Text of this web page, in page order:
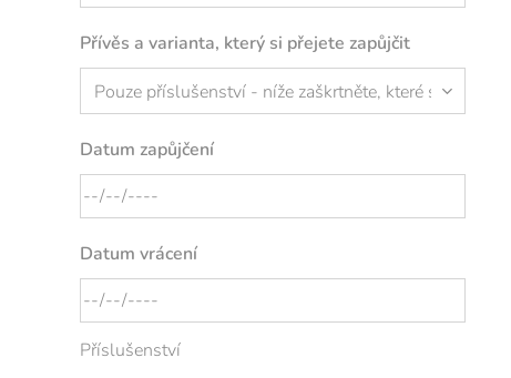
Přívěs a varianta, který si přejete zapůjčit
Datum zapůjčení
Datum vrácení
Příslušenství